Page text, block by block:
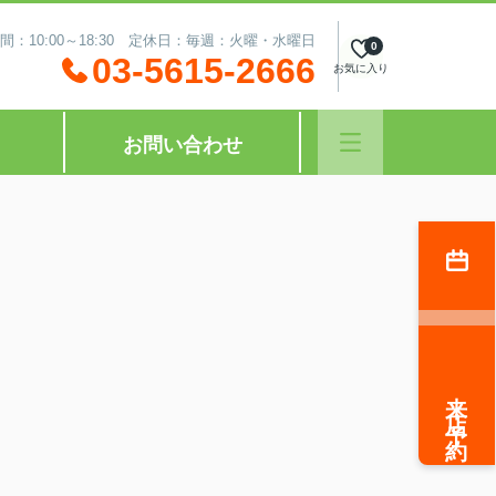
：10:00～18:30 定休日：毎週：火曜・水曜日
03-5615-2666 お気に入り
0
お問い合わせ
来店予約